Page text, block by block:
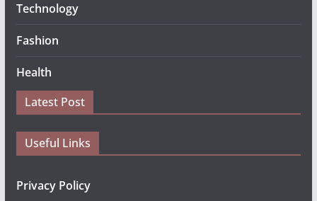
Technology
Fashion
Health
Latest Post
Useful Links
Privacy Policy